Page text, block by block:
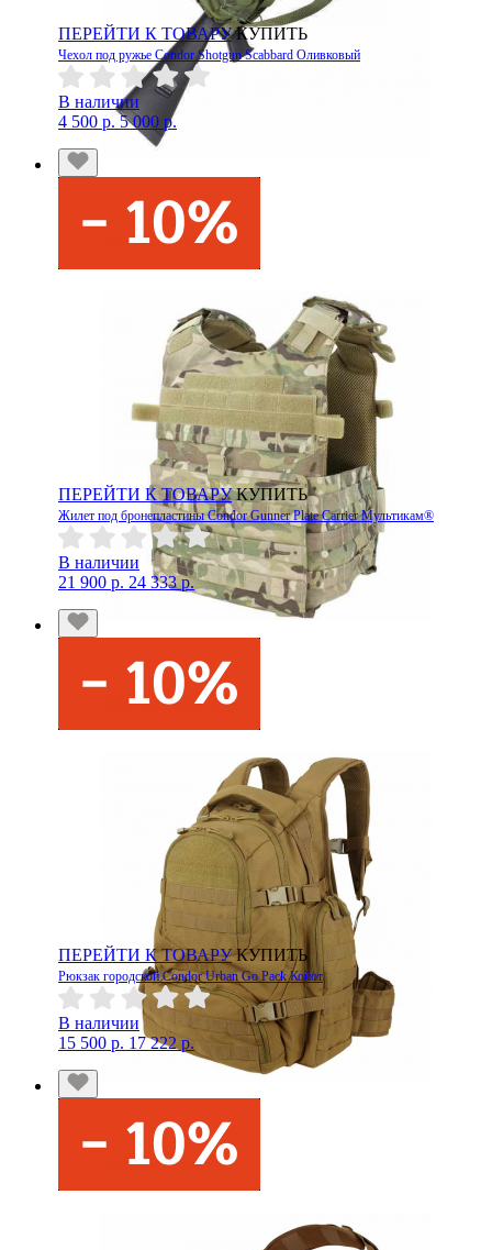
ПЕРЕЙТИ К ТОВАРУ КУПИТЬ
Чехол под ружье Condor Shotgun Scabbard Оливковый
В наличии
4 500 р. 5 000 р.
ПЕРЕЙТИ К ТОВАРУ КУПИТЬ
Жилет под бронепластины Condor Gunner Plate Carrier Мультикам®
В наличии
21 900 р. 24 333 р.
ПЕРЕЙТИ К ТОВАРУ КУПИТЬ
Рюкзак городской Condor Urban Go Pack Койот
В наличии
15 500 р. 17 222 р.